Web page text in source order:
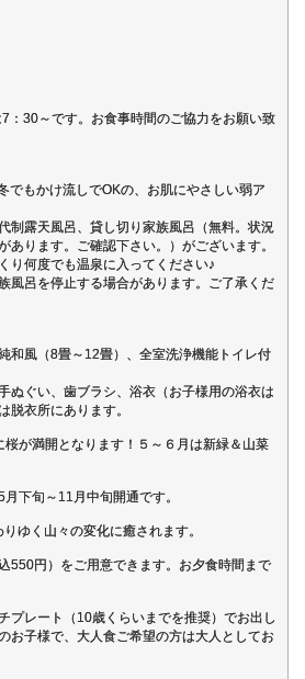
：30～です。お食事時間のご協力をお願い致
でもかけ流しでOKの、お肌にやさしい弱ア
制露天風呂、貸し切り家族風呂（無料。状況
あります。ご確認下さい。）がございます。
り何度でも温泉に入ってください♪
風呂を停止する場合があります。ご了承くだ
和風（8畳～12畳）、全室洗浄機能トイレ付
ぬぐい、歯ブラシ、浴衣（お子様用の浴衣は
脱衣所にあります。
が満開となります！５～６月は新緑＆山菜
下旬～11月中旬開通です。
ゆく山々の変化に癒されます。
550円）をご用意できます。お夕食時間まで
プレート（10歳くらいまでを推奨）でお出し
お子様で、大人食ご希望の方は大人としてお